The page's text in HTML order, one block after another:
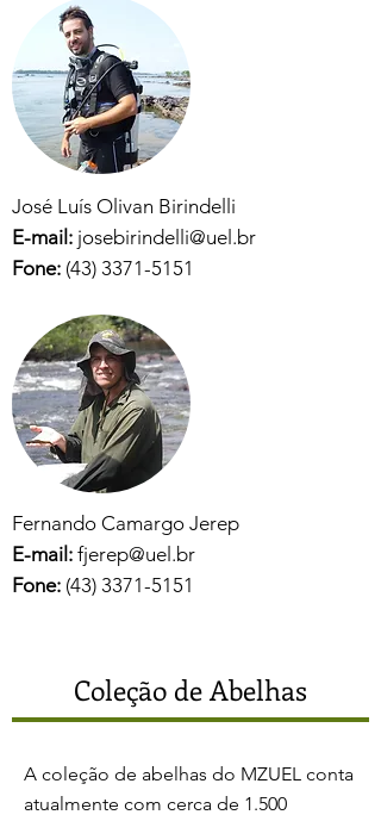
José Luís Olivan Birindelli
E-mail: josebirindelli@uel.br
Fone: (43) 3371-5151
Fernando Camargo Jerep
E-mail: fjerep@uel.br
Fone: (43) 3371-5151
Coleção de Abelhas
A coleção de abelhas do MZUEL conta
atualmente com cerca de 1.500